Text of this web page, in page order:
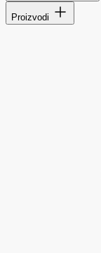
Proizvodi